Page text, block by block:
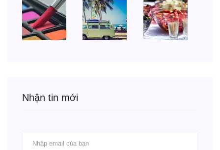
Nhận tin mới